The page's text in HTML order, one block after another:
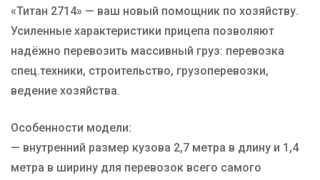
«Титан 2714» — ваш новый помощник по хозяйству.
Усиленные характеристики прицепа позволяют
надёжно перевозить массивный груз: перевозка
спец.техники, строительство, грузоперевозки,
ведение хозяйства.
Особенности модели:
— внутренний размер кузова 2,7 метра в длину и 1,4
метра в ширину для перевозок всего самого